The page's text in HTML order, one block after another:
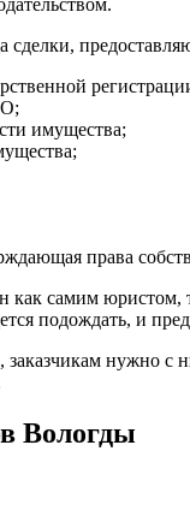
сделки,
имущества;
права
как самим юристом,
подождать, и
заказчикам нужно
Вологды